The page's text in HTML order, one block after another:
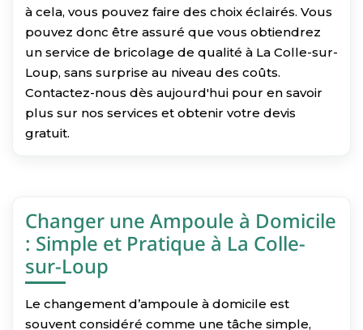
à cela, vous pouvez faire des choix éclairés. Vous
pouvez donc être assuré que vous obtiendrez
un service de bricolage de qualité à La Colle-sur-
Loup, sans surprise au niveau des coûts.
Contactez-nous dès aujourd'hui pour en savoir
plus sur nos services et obtenir votre devis
gratuit.
Changer une Ampoule à Domicile
: Simple et Pratique à La Colle-
sur-Loup
Le changement d’ampoule à domicile est
souvent considéré comme une tâche simple,